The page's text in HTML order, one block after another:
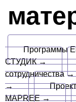
Программы
СТУДИК →
сотрудничества →
→
MAPREE →